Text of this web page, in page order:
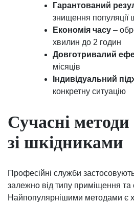
Гарантований
знищення популяції
Економія часу –
хвилин до 2 годин
Довготривалий
місяців
Індивідуальний
конкретну ситуацію
Сучасні
зі шкідниками
Професійні служби застосовують
залежно від типу приміщення
Найпопулярнішими методами є